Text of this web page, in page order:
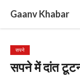
content
Gaanv Khabar
सपने
सपने में दांत